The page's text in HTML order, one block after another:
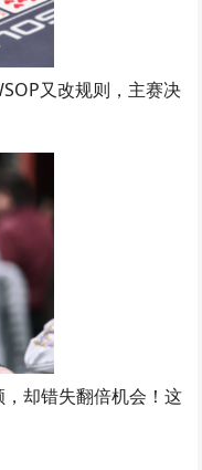
又改规则，主赛决
却错失翻倍机会！这